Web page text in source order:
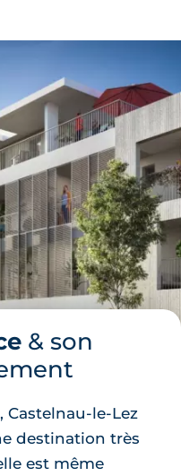
& son
le-Lez
destination très
est même